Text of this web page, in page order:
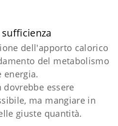
dell'apporto calorico
del metabolismo
energia.
essere
ma mangiare in
giuste quantità.